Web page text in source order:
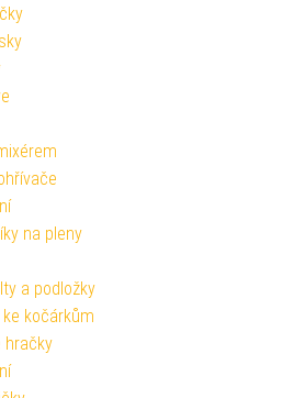
na pleny
a podložky
kočárkům
hračky